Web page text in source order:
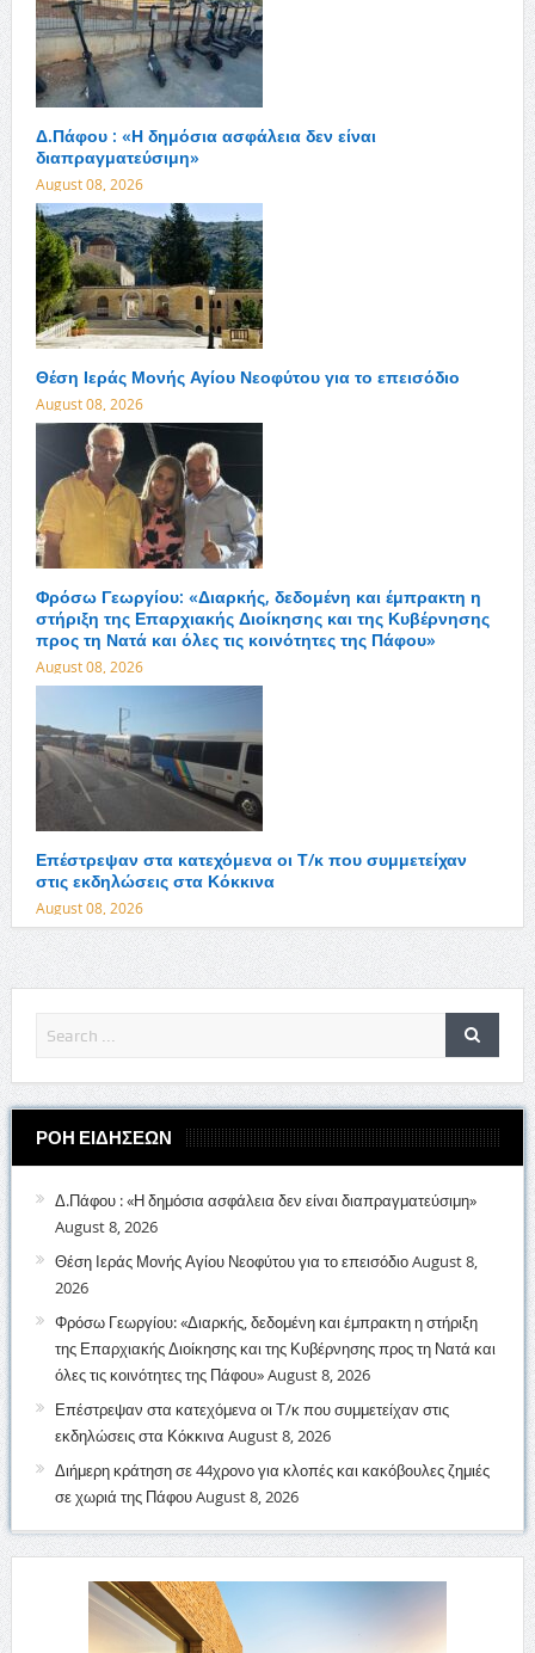
Δ.Πάφου : «Η δημόσια ασφάλεια δεν είναι
διαπραγματεύσιμη»
August 08, 2026
Θέση Ιεράς Μονής Αγίου Νεοφύτου για το επεισόδιο
August 08, 2026
Φρόσω Γεωργίου: «Διαρκής, δεδομένη και έμπρακτη η
στήριξη της Επαρχιακής Διοίκησης και της Κυβέρνησης
προς τη Νατά και όλες τις κοινότητες της Πάφου»
August 08, 2026
Επέστρεψαν στα κατεχόμενα οι Τ/κ που συμμετείχαν
στις εκδηλώσεις στα Κόκκινα
August 08, 2026
ΡΟΗ ΕΙΔΗΣΕΩΝ
Δ.Πάφου : «Η δημόσια ασφάλεια δεν είναι διαπραγματεύσιμη»
August 8, 2026
Θέση Ιεράς Μονής Αγίου Νεοφύτου για το επεισόδιοAugust 8,
2026
Φρόσω Γεωργίου: «Διαρκής, δεδομένη και έμπρακτη η στήριξη
της Επαρχιακής Διοίκησης και της Κυβέρνησης προς τη Νατά και
όλες τις κοινότητες της Πάφου»August 8, 2026
Επέστρεψαν στα κατεχόμενα οι Τ/κ που συμμετείχαν στις
εκδηλώσεις στα Κόκκινα August 8, 2026
Διήμερη κράτηση σε 44χρονο για κλοπές και κακόβουλες ζημιές
σε χωριά της ΠάφουAugust 8, 2026